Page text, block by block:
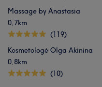
Massage by Anastasia
0,7km
(119)
Kosmetologė Olga Akinina
0,8km
(10)